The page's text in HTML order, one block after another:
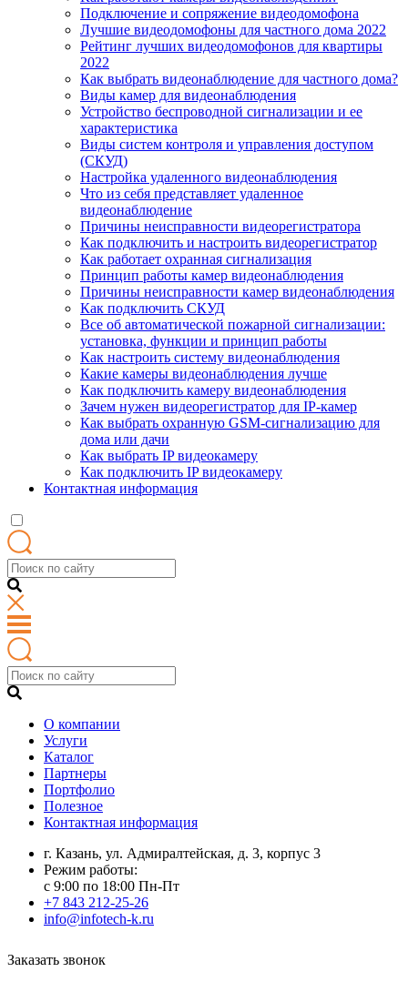
Подключение и сопряжение видеодомофона
Лучшие видеодомофоны для частного дома 2022
Рейтинг лучших видеодомофонов для квартиры
2022
Как выбрать видеонаблюдение для частного дома?
Виды камер для видеонаблюдения
Устройство беспроводной сигнализации и ее
характеристика
Виды систем контроля и управления доступом
(СКУД)
Настройка удаленного видеонаблюдения
Что из себя представляет удаленное
видеонаблюдение
Причины неисправности видеорегистратора
Как подключить и настроить видеорегистратор
Как работает охранная сигнализация
Принцип работы камер видеонаблюдения
Причины неисправности камер видеонаблюдения
Как подключить СКУД
Все об автоматической пожарной сигнализации:
установка, функции и принцип работы
Как настроить систему видеонаблюдения
Какие камеры видеонаблюдения лучше
Как подключить камеру видеонаблюдения
Зачем нужен видеорегистратор для IP-камер
Как выбрать охранную GSM-сигнализацию для
дома или дачи
Как выбрать IP видеокамеру
Как подключить IP видеокамеру
Контактная информация
О компании
Услуги
Каталог
Партнеры
Портфолио
Полезное
Контактная информация
г. Казань, ул. Адмиралтейская, д. 3, корпус 3
Режим работы:
с 9:00 по 18:00 Пн-Пт
+7 843 212-25-26
info@infotech-k.ru
Заказать звонок